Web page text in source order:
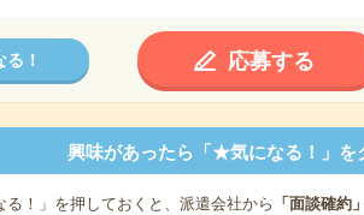
る！ 応募する
興味があったら「★気になる！」を
る！」を押しておくと、派遣会社から 「面談確約」